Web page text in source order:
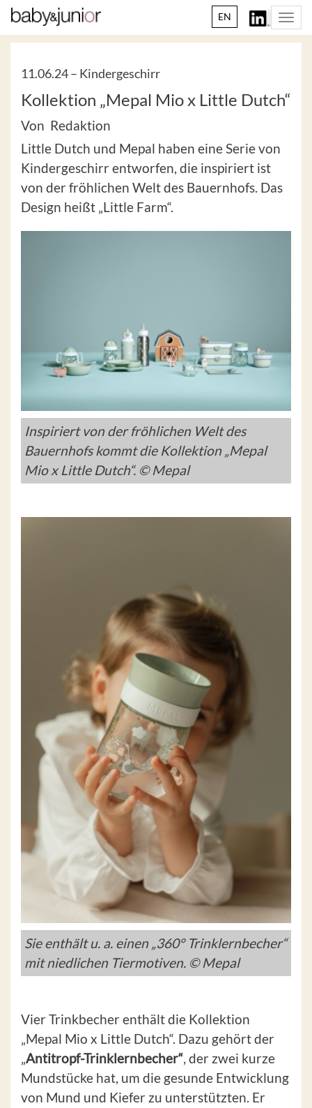
EN
11.06.24 – Kindergeschirr
Kollektion „Mepal Mio x Little Dutch“
Von Redaktion
Little Dutch und Mepal haben eine Serie von
Kindergeschirr entworfen, die inspiriert ist
von der fröhlichen Welt des Bauernhofs. Das
Design heißt „Little Farm“.
Inspiriert von der fröhlichen Welt des
Bauernhofs kommt die Kollektion „Mepal
Mio x Little Dutch“. © Mepal
Sie enthält u. a. einen „360° Trinklernbecher“
mit niedlichen Tiermotiven. © Mepal
Vier Trinkbecher enthält die Kollektion
„Mepal Mio x Little Dutch“. Dazu gehört der
„Antitropf-Trinklernbecher“, der zwei kurze
Mundstücke hat, um die gesunde Entwicklung
von Mund und Kiefer zu unterstützten. Er